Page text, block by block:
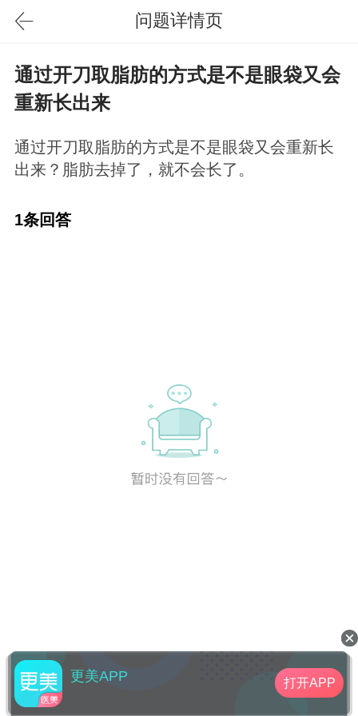
问题详情页
通过开刀取脂肪的方式是不是眼袋又会
重新长出来
通过开刀取脂肪的方式是不是眼袋又会重新长
出来？脂肪去掉了，就不会长了。
1条回答
更美APP 打开APP